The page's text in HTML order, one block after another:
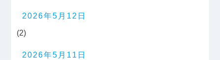
2026年5月12日
(2)
2026年5月11日